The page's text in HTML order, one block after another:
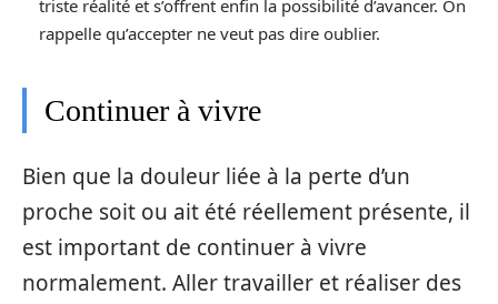
triste réalité et s’offrent enfin la possibilité d’avancer. On
rappelle qu’accepter ne veut pas dire oublier.
Continuer à vivre
Bien que la douleur liée à la perte d’un
proche soit ou ait été réellement présente, il
est important de continuer à vivre
normalement. Aller travailler et réaliser des